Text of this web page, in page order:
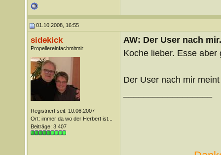
01.10.2008, 16:55
sidekick
Propellereinfachmitmir
Registriert seit: 10.06.2007
Ort: immer da wo der Herbert ist...
Beiträge: 3.407
AW: Der User nach
Koche lieber. Esse
Der User nach mir